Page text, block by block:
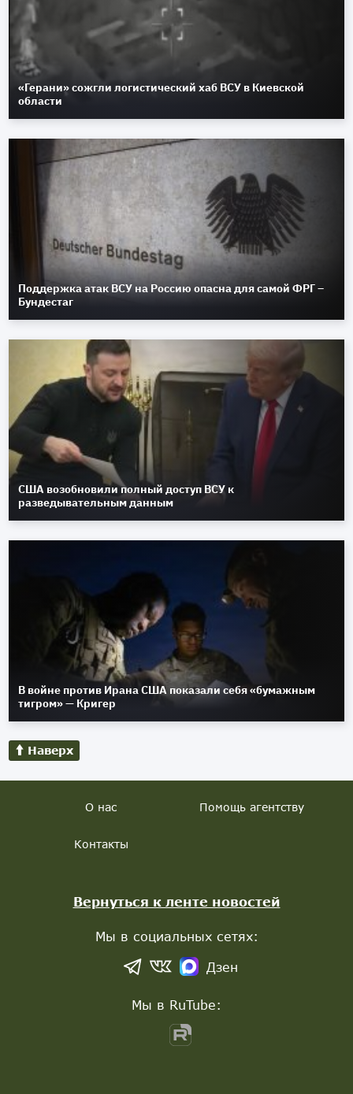
«Герани» сожгли логистический хаб ВСУ в Киевской
области
Поддержка атак ВСУ на Россию опасна для самой ФРГ –
Бундестаг
США возобновили полный доступ ВСУ к
разведывательным данным
В войне против Ирана США показали себя «бумажным
тигром» — Кригер
Наверх
О нас Помощь агентству
Контакты
Вернуться к ленте новостей
Мы в социальных сетях:
Дзен
Мы в RuTube: